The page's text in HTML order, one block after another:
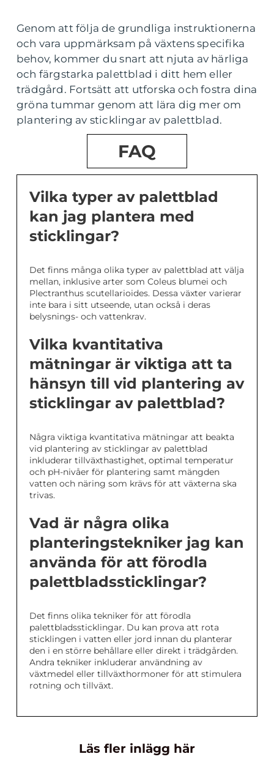
Genom att följa de grundliga instruktionerna
och vara uppmärksam på växtens specifika
behov, kommer du snart att njuta av härliga
och färgstarka palettblad i ditt hem eller
trädgård. Fortsätt att utforska och fostra dina
gröna tummar genom att lära dig mer om
plantering av sticklingar av palettblad.
FAQ
Vilka typer av palettblad
kan jag plantera med
sticklingar?
Det finns många olika typer av palettblad att välja
mellan, inklusive arter som Coleus blumei och
Plectranthus scutellarioides. Dessa växter varierar
inte bara i sitt utseende, utan också i deras
belysnings- och vattenkrav.
Vilka kvantitativa
mätningar är viktiga att ta
hänsyn till vid plantering av
sticklingar av palettblad?
Några viktiga kvantitativa mätningar att beakta
vid plantering av sticklingar av palettblad
inkluderar tillväxthastighet, optimal temperatur
och pH-nivåer för plantering samt mängden
vatten och näring som krävs för att växterna ska
trivas.
Vad är några olika
planteringstekniker jag kan
använda för att förodla
palettbladssticklingar?
Det finns olika tekniker för att förodla
palettbladssticklingar. Du kan prova att rota
sticklingen i vatten eller jord innan du planterar
den i en större behållare eller direkt i trädgården.
Andra tekniker inkluderar användning av
växtmedel eller tillväxthormoner för att stimulera
rotning och tillväxt.
Läs fler inlägg här